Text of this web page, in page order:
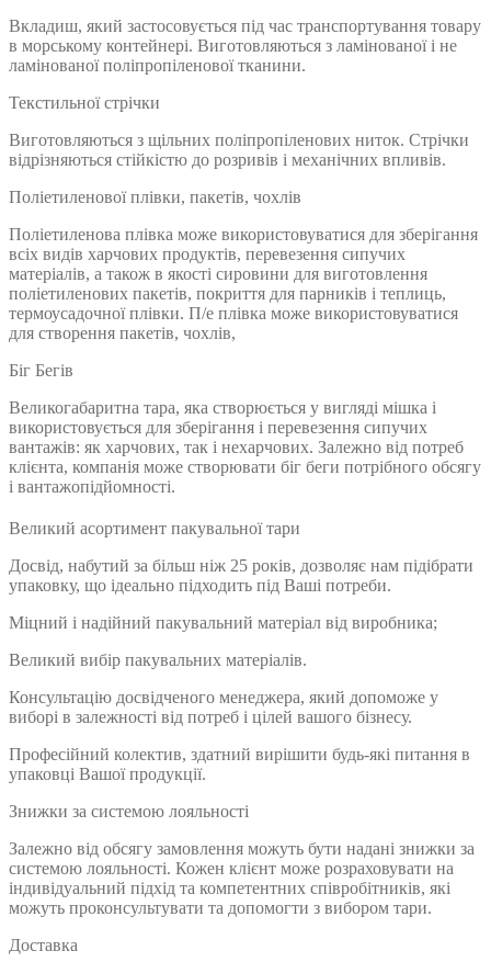
Вкладиш, який застосовується під час транспортування товару
в морському контейнері. Виготовляються з ламінованої і не
ламінованої поліпропіленової тканини.
Текстильної стрічки
Виготовляються з щільних поліпропіленових ниток. Стрічки
відрізняються стійкістю до розривів і механічних впливів.
Поліетиленової плівки, пакетів, чохлів
Поліетиленова плівка може використовуватися для зберігання
всіх видів харчових продуктів, перевезення сипучих
матеріалів, а також в якості сировини для виготовлення
поліетиленових пакетів, покриття для парників і теплиць,
термоусадочної плівки. П/е плівка може використовуватися
для створення пакетів, чохлів,
Біг Бегів
Великогабаритна тара, яка створюється у вигляді мішка і
використовується для зберігання і перевезення сипучих
вантажів: як харчових, так і нехарчових. Залежно від потреб
клієнта, компанія може створювати біг беги потрібного обсягу
і вантажопідйомності.
Великий асортимент пакувальної тари
Досвід, набутий за більш ніж 25 років, дозволяє нам підібрати
упаковку, що ідеально підходить під Ваші потреби.
Міцний і надійний пакувальний матеріал від виробника;
Великий вибір пакувальних матеріалів.
Консультацію досвідченого менеджера, який допоможе у
виборі в залежності від потреб і цілей вашого бізнесу.
Професійний колектив, здатний вирішити будь-які питання в
упаковці Вашої продукції.
Знижки за системою лояльності
Залежно від обсягу замовлення можуть бути надані знижки за
системою лояльності. Кожен клієнт може розраховувати на
індивідуальний підхід та компетентних співробітників, які
можуть проконсультувати та допомогти з вибором тари.
Доставка